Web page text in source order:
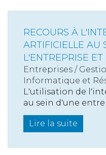
RECOURS À
ARTIFICIELLE AU
L'ENTREPRISE ET
Entreprises /
Informatique et
L'utilisation de
au sein d'une
Lire la suite